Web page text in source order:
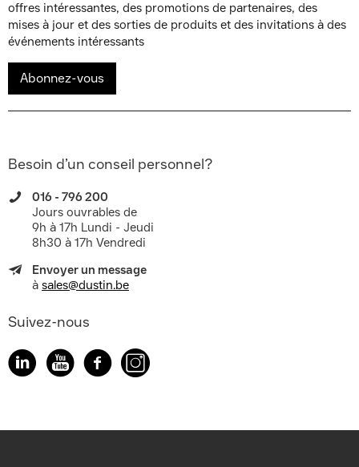
offres intéressantes, des promotions de partenaires, des
mises à jour et des sorties de produits et des invitations à des
événements intéressants
Abonnez-vous
Besoin d’un conseil personnel?
016 - 796 200
Jours ouvrables de
9h à 17h Lundi - Jeudi
8h30 à 17h Vendredi
Envoyer un message
à sales@dustin.be
Suivez-nous